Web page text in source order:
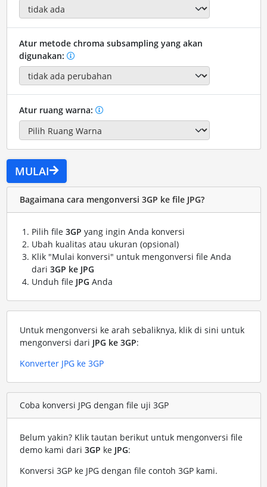
Atur metode chroma subsampling yang akan
digunakan:
Atur ruang warna:
MULAI
Bagaimana cara mengonversi 3GP ke file JPG?
Pilih file 3GP yang ingin Anda konversi
Ubah kualitas atau ukuran (opsional)
Klik "Mulai konversi" untuk mengonversi file Anda
dari 3GP ke JPG
Unduh file JPG Anda
Untuk mengonversi ke arah sebaliknya, klik di sini untuk
mengonversi dari JPG ke 3GP:
Konverter JPG ke 3GP
Coba konversi JPG dengan file uji 3GP
Belum yakin? Klik tautan berikut untuk mengonversi file
demo kami dari 3GP ke JPG:
Konversi 3GP ke JPG dengan file contoh 3GP kami.